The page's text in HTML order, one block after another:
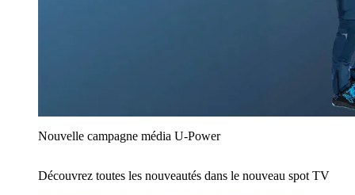
Nouvelle campagne média U‑Power
Découvrez toutes les nouveautés dans le nouveau spot TV